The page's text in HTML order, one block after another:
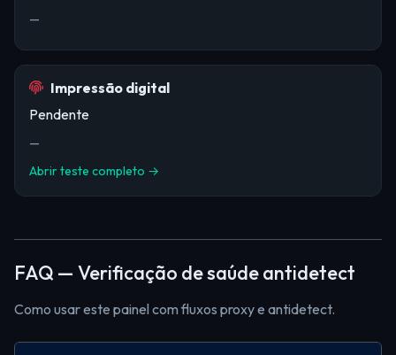
—
Impressão digital
Pendente
—
Abrir teste completo →
FAQ — Verificação de saúde antidetect
Como usar este painel com fluxos proxy e antidetect.